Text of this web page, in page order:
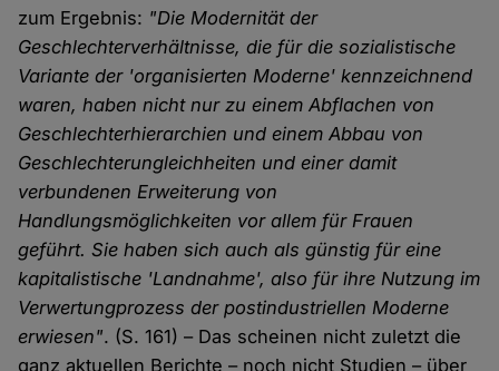
zum Ergebnis: "Die Modernität der
Geschlechterverhältnisse, die für die sozialistische
Variante der 'organisierten Moderne' kennzeichnend
waren, haben nicht nur zu einem Abflachen von
Geschlechterhierarchien und einem Abbau von
Geschlechterungleichheiten und einer damit
verbundenen Erweiterung von
Handlungsmöglichkeiten vor allem für Frauen
geführt. Sie haben sich auch als günstig für eine
kapitalistische 'Landnahme', also für ihre Nutzung im
Verwertungprozess der postindustriellen Moderne
erwiesen". (S. 161) – Das scheinen nicht zuletzt die
ganz aktuellen Berichte – noch nicht Studien – über